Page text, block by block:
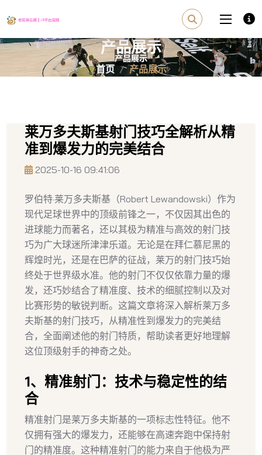
产品展示
首页 产品展示
莱万多夫斯基射门技巧全解析从精
准到爆发力的完美结合
2025-10-16 09:41:06
罗伯特·莱万多夫斯基（Robert Lewandowski）作为
现代足球世界中的顶级前锋之一，不仅因其出色的
进球能力而著名，还以其极为精准与高效的射门技
巧为广大球迷所津津乐道。无论是在拜仁慕尼黑的
辉煌时光，还是在巴萨的征战，莱万的射门技巧始
终处于世界级水准。他的射门不仅仅依靠力量的爆
发，还巧妙结合了精准度、技术的细腻控制以及对
比赛形势的敏锐判断。这篇文章将深入解析莱万多
夫斯基的射门技巧，从精准性到爆发力的完美结
合，全面阐述他的射门特质，帮助读者更好地理解
这位顶级射手的神奇之处。
1、精准射门：技术与稳定性的结
合
精准射门是莱万多夫斯基的一项标志性特征。他不
仅拥有强大的爆发力，还能够在高速奔跑中保持射
门的精准度。这种精准射门的能力来自于他极为严